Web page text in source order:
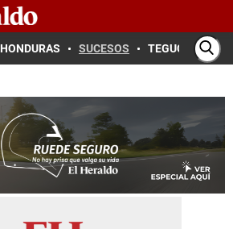
HONDURAS SUCESOS TEGUCIGALPA